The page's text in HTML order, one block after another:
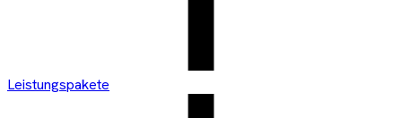
Leistungspakete